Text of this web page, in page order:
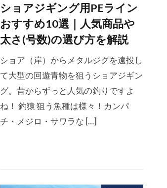
ショアジギング用PEライン
おすすめ10選｜人気商品や
太さ(号数)の選び方を解説
ショア（岸）からメタルジグを遠投し
て大型の回遊青物を狙うショアジギン
グ。昔からずっと人気の釣りですよ
ね！ 釣猿 狙う魚種は様々！カンパ
チ・メジロ・サワラな […]